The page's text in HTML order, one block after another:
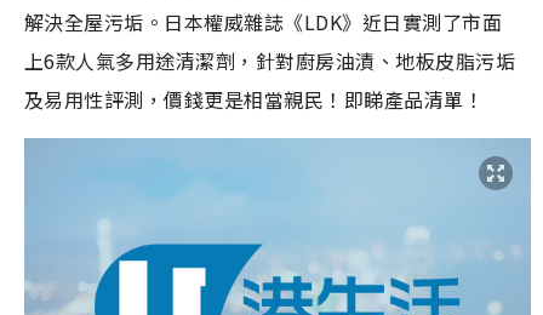
解決全屋污垢。日本權威雜誌《LDK》近日實測了市面
上6款人氣多用途清潔劑，針對廚房油漬、地板皮脂污垢
及易用性評測，價錢更是相當親民！即睇產品清單！